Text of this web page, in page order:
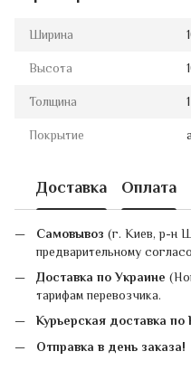
Ширина
Высота
Толщина
Покрытие
Доставка Оплата
Самовывоз (г. Киев, р-н
предварительному
Доставка по Украине
тарифам перевозчика.
Курьерская доставка по
Отправка в день заказа!